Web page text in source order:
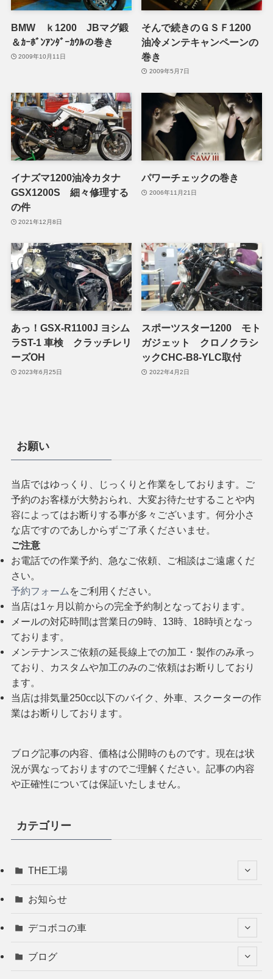
BMW ｋ1200 JBマグ鍛
＆ｶｰﾎﾞﾝｱﾝﾀﾞｰｶｳﾙの巻き
2009年10月11日
そんで続きのＧＳＦ1200
油冷メンテキャンペーンの
巻き
2009年5月7日
イナズマ1200油冷カタナ
GSX1200S 細々修理する
の件
2021年12月8日
パワーチェックの巻き
2006年11月21日
あっ！GSX-R1100J ヨシム
ラST-1 車検 クラッチレリ
ーズOH
2023年6月25日
スポーツスター1200 モト
ガジェット クロノクラシ
ックCHC-B8-YLC取付
2022年4月2日
お願い
当店ではゆっくり、じっくりと作業をしております。ご
予約のお客様が大勢おられ、大変お待たせすることや内
容によってはお断りする事が多々ございます。何分小さ
な店ですのであしからずご了承くださいませ。
ご注意
お電話での作業予約、急なご依頼、ご相談はご遠慮くだ
さい。
予約フォーム をご利用ください。
当店は1ヶ月以前からの完全予約制となっております。
メールの対応時間は営業日の9時、13時、18時頃となっ
ております。
メンテナンスご依頼の延長線上での加工・製作のみ承っ
ており、カスタムや加工のみのご依頼はお断りしており
ます。
当店は排気量250cc以下のバイク、外車、スクーターの作
業はお断りしております。
ブログ記事の内容、価格は公開時のものです。現在は状
況が異なっておりますのでご理解ください。記事の内容
や正確性については保証いたしません。
カテゴリー
THE工場
お知らせ
デコボコの車
ブログ